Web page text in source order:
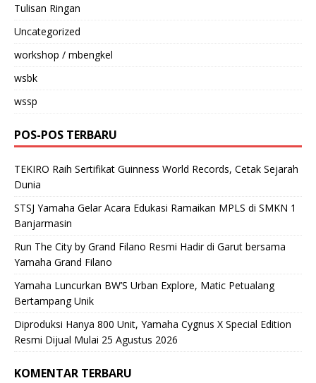
Tulisan Ringan
Uncategorized
workshop / mbengkel
wsbk
wssp
POS-POS TERBARU
TEKIRO Raih Sertifikat Guinness World Records, Cetak Sejarah
Dunia
STSJ Yamaha Gelar Acara Edukasi Ramaikan MPLS di SMKN 1
Banjarmasin
Run The City by Grand Filano Resmi Hadir di Garut bersama
Yamaha Grand Filano
Yamaha Luncurkan BW’S Urban Explore, Matic Petualang
Bertampang Unik
Diproduksi Hanya 800 Unit, Yamaha Cygnus X Special Edition
Resmi Dijual Mulai 25 Agustus 2026
KOMENTAR TERBARU